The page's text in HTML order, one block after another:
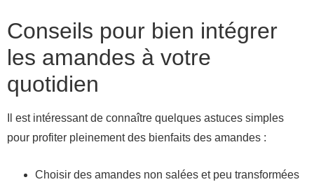
Conseils pour bien intégrer
les amandes à votre
quotidien
Il est intéressant de connaître quelques astuces simples
pour profiter pleinement des bienfaits des amandes :
Choisir des amandes non salées et peu transformées